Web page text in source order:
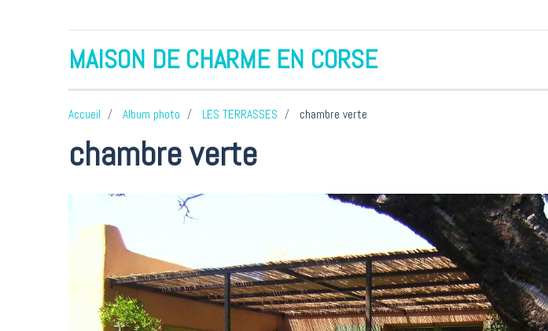
MAISON DE CHARME EN CORSE
Accueil Album photo LES TERRASSES chambre verte
chambre verte